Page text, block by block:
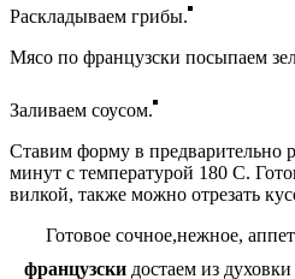
Раскладываем грибы.
Мясо по французски посыпаем
Заливаем соусом.
Ставим форму в предварительно
минут с температурой 180 С.
вилкой, также можно отрезать
Готовое сочное,нежное,
французскидостаем из